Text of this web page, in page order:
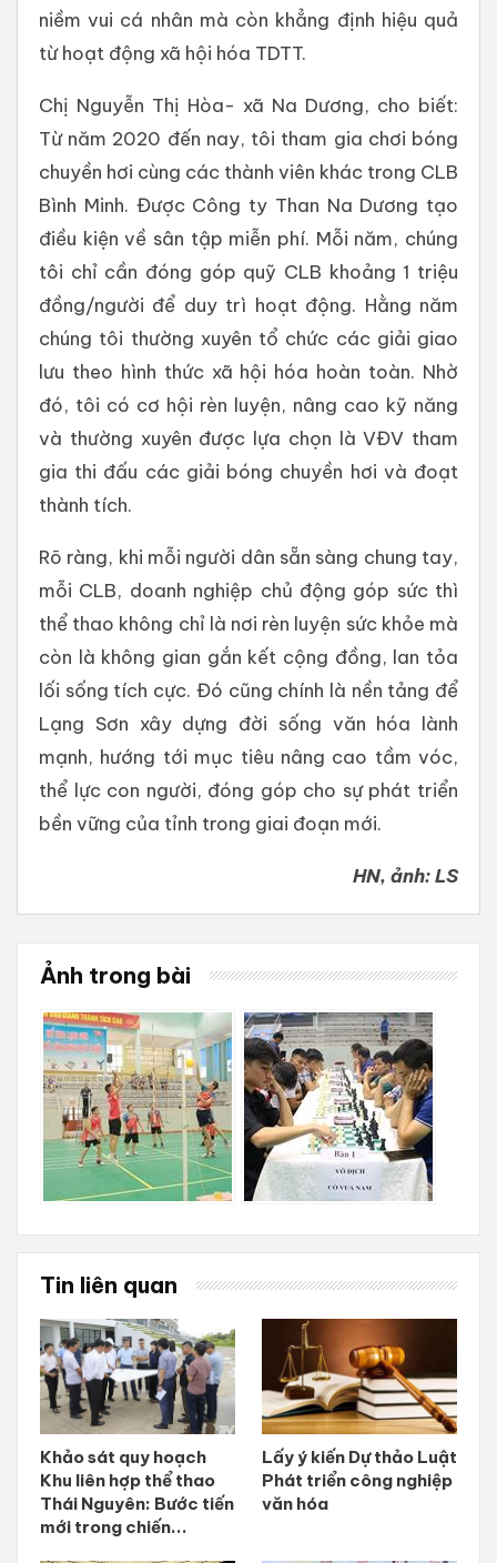
niềm vui cá nhân mà còn khẳng định hiệu quả
từ hoạt động xã hội hóa TDTT.
Chị Nguyễn Thị Hòa- xã Na Dương, cho biết:
Từ năm 2020 đến nay, tôi tham gia chơi bóng
chuyền hơi cùng các thành viên khác trong CLB
Bình Minh. Được Công ty Than Na Dương tạo
điều kiện về sân tập miễn phí. Mỗi năm, chúng
tôi chỉ cần đóng góp quỹ CLB khoảng 1 triệu
đồng/người để duy trì hoạt động. Hằng năm
chúng tôi thường xuyên tổ chức các giải giao
lưu theo hình thức xã hội hóa hoàn toàn. Nhờ
đó, tôi có cơ hội rèn luyện, nâng cao kỹ năng
và thường xuyên được lựa chọn là VĐV tham
gia thi đấu các giải bóng chuyền hơi và đoạt
thành tích.
Rõ ràng, khi mỗi người dân sẵn sàng chung tay,
mỗi CLB, doanh nghiệp chủ động góp sức thì
thể thao không chỉ là nơi rèn luyện sức khỏe mà
còn là không gian gắn kết cộng đồng, lan tỏa
lối sống tích cực. Đó cũng chính là nền tảng để
Lạng Sơn xây dựng đời sống văn hóa lành
mạnh, hướng tới mục tiêu nâng cao tầm vóc,
thể lực con người, đóng góp cho sự phát triển
bền vững của tỉnh trong giai đoạn mới.
HN, ảnh: LS
Ảnh trong bài
Tin liên quan
Khảo sát quy hoạch
Khu liên hợp thể thao
Thái Nguyên: Bước tiến
mới trong chiến...
Lấy ý kiến Dự thảo Luật
Phát triển công nghiệp
văn hóa